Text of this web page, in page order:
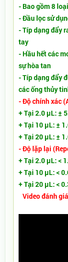
- Bao gồm 8
- Đầu lọc sử
- Típ dạng đẩy
tay
- Hầu hết các
sự hòa tan
- Típ dạng đẩy
các ống thủy
- Độ chính xác
+ Tại 2.0 µL: ±
+ Tại 10 µL: ±
+ Tại 20 µL: ±
- Độ lặp lại
+ Tại 2.0 µL: <
+ Tại 10 µL: <
+ Tại 20 µL: <
Video đánh